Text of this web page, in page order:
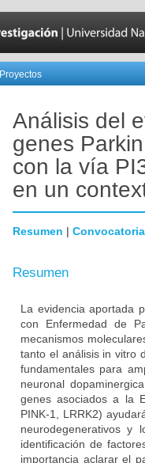
Proyectos
Análisis del
genes
con la vía
en un
Resumen | Convocatoria
Resumen
La evidencia aportada
con Enfermedad de
mecanismos
tanto el análisis in vitro
fundamentales para
neuronal
genes asociados a la
PINK-1, LRRK2)
neurodegenerativos y
identificación de
importancia aclarar el